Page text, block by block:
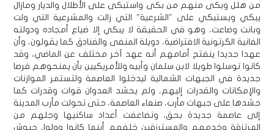
من هلل وبكى منهم من بكى واستبكى على الأطلال والديار ومازال
يبكي ويستبكي على "الشرعية" التي زالت والمشرعية التي ولت
وبانت وضاعت، وهو في الحقيقة لا يبكي إلا ضياع أمجاده ودولته
الفانية الكرتونية الافتراضية، دويلة المنفى والفنادق كما يقولون، وأن
عهدا جديدا ينفتح أمامهم أنه عهد آخر مختلف عن الماضي، وقد
كانوا توسلوا طويلا لابن سلمان وأبيه وللأمريكيين بأن يمنحوهم فرصا
جديدة في الجبهات الشمالية ليدخلوا العاصمة ولتستمر الموازنات
والإمكانات والقدرات إليهم، ولم يحشد العدوان قوات وقدرات كما
حشدها على جبهات مأرب، صنعاء العاصمة، حتى تحولت مأرب المدينة
إلى عاصمة جديدة بحق، وتضاعفت أعداد ساكنيها وجلهم من
المرتزقة وخدمهم والمسترزقين خلفهم أينما كانوا وولوا، جيوش